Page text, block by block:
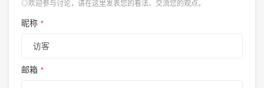
◎欢迎参与讨论，请在这里发表您的看法、交流您的观点。
昵称 *
邮箱 *